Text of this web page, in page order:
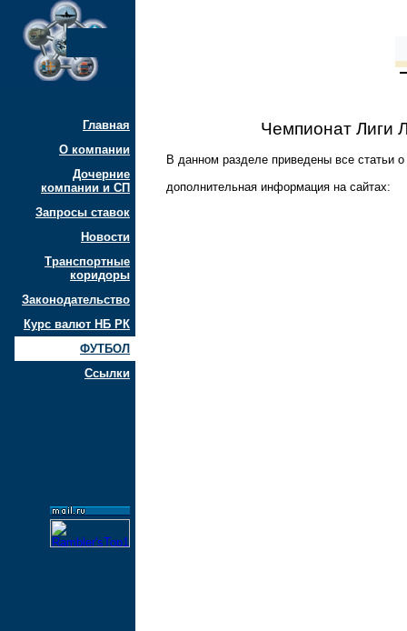
Главная
О компании
Дочерние
компании и СП
Запросы ставок
Новости
Транспортные
коридоры
Законодательство
Курс валют НБ РК
ФУТБОЛ
Ссылки
Чемпионат Лиги
В данном разделе приведены все статьи
дополнительная информация на сайтах: